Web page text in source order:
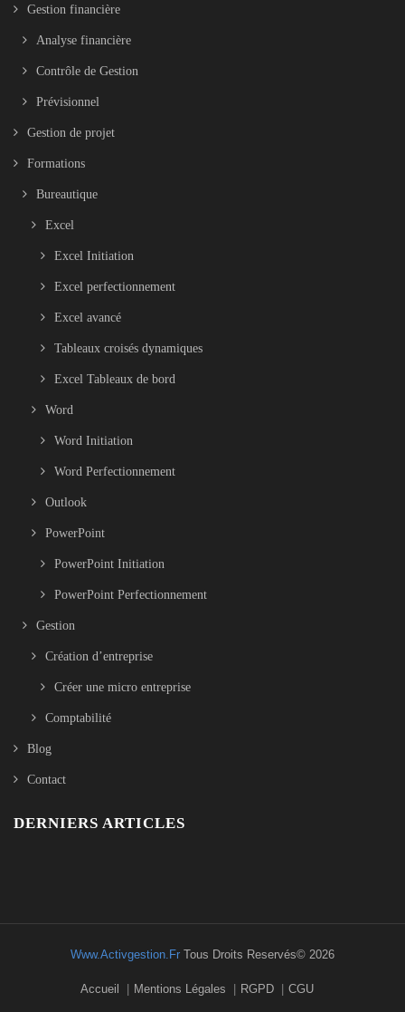
Gestion financière
Analyse financière
Contrôle de Gestion
Prévisionnel
Gestion de projet
Formations
Bureautique
Excel
Excel Initiation
Excel perfectionnement
Excel avancé
Tableaux croisés dynamiques
Excel Tableaux de bord
Word
Word Initiation
Word Perfectionnement
Outlook
PowerPoint
PowerPoint Initiation
PowerPoint Perfectionnement
Gestion
Création d’entreprise
Créer une micro entreprise
Comptabilité
Blog
Contact
DERNIERS ARTICLES
Www.activgestion.fr Tous Droits Reservés© 2026
Accueil Mentions Légales RGPD CGU